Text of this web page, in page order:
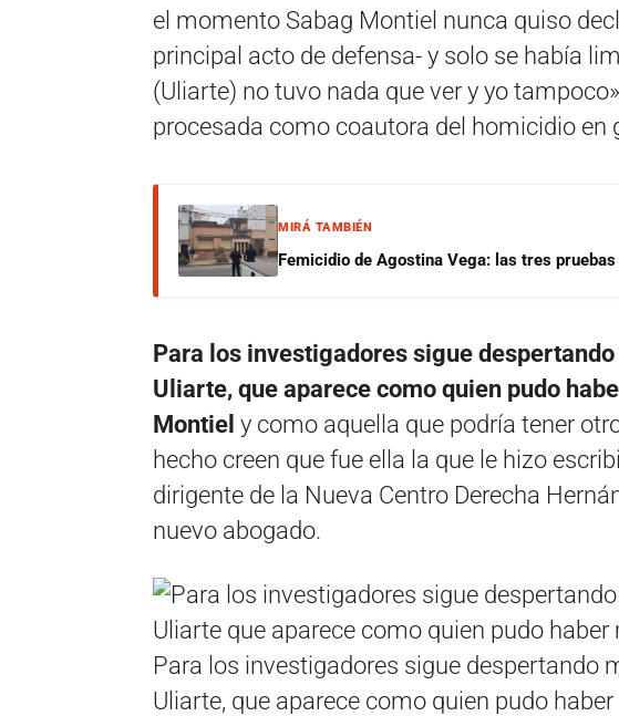
el momento Sabag Montiel nunca quiso
principal acto de defensa- y solo se había
(Uliarte) no tuvo nada que ver y yo
procesada como coautora del homicidio en
MIRÁ TAMBIÉN
Femicidio de Agostina Vega: las tres
Para los investigadores sigue
Uliarte, que aparece como quien pudo
Montiel y como aquella que podría tener
hecho creen que fue ella la que le hizo
dirigente de la Nueva Centro Derecha
nuevo abogado.
Para los investigadores sigue despertando
Uliarte, que aparece como quien pudo